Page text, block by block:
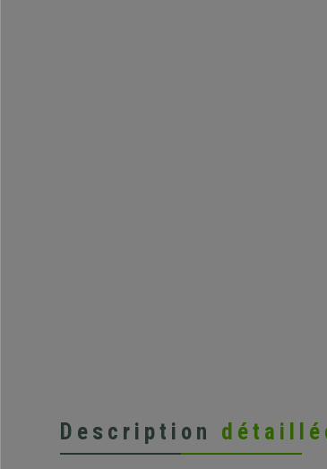
Description